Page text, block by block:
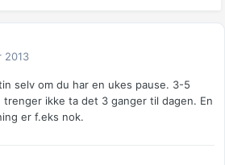
2013
selv om du har en ukes pause. 3-5
trenger ikke ta det 3 ganger til dagen. En
er f.eks nok.